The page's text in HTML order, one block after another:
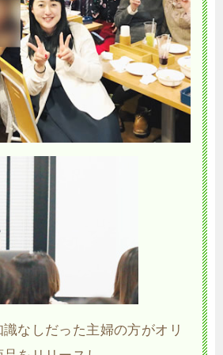
なしだった主婦の方がオリ